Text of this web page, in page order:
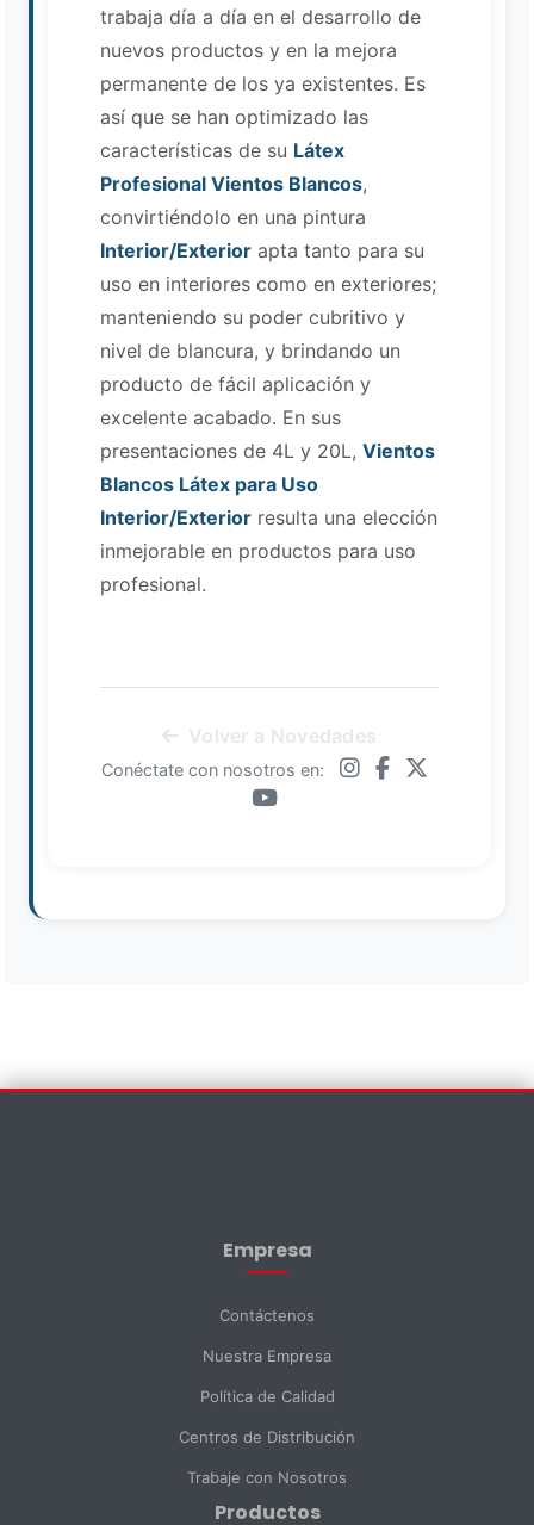
trabaja día a día en el desarrollo de
nuevos productos y en la mejora
permanente de los ya existentes. Es
así que se han optimizado las
características de su Látex
Profesional Vientos Blancos,
convirtiéndolo en una pintura
Interior/Exterior apta tanto para su
uso en interiores como en exteriores;
manteniendo su poder cubritivo y
nivel de blancura, y brindando un
producto de fácil aplicación y
excelente acabado. En sus
presentaciones de 4L y 20L, Vientos
Blancos Látex para Uso
Interior/Exterior resulta una elección
inmejorable en productos para uso
profesional.
Conéctate con nosotros en:
Empresa
Contáctenos
Nuestra Empresa
Política de Calidad
Centros de Distribución
Trabaje con Nosotros
Productos